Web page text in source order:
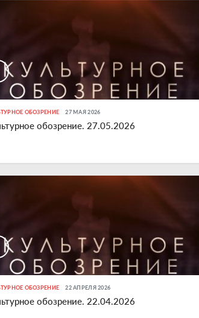
ОБОЗРЕНИЕ 27 МАЯ 2026
обозрение. 27.05.2026
ОБОЗРЕНИЕ 22 АПРЕЛЯ 2026
обозрение. 22.04.2026